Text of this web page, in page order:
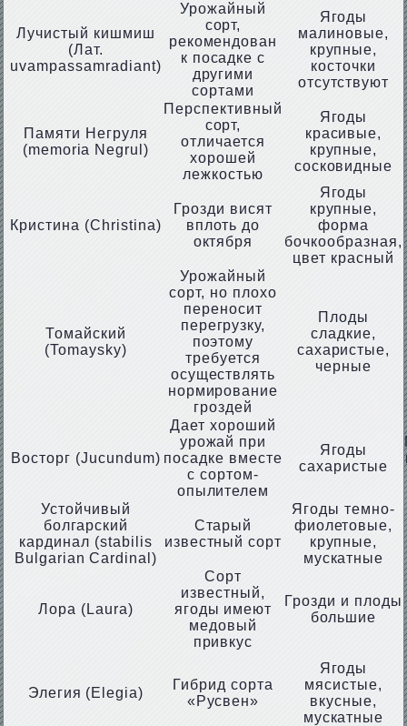
Лучистый кишмиш
(Лат.
uvampassamradiant)
Урожайный
сорт,
рекомендован
к посадке с
другими
сортами
Ягоды
малиновые,
крупные,
косточки
отсутствуют
Памяти Негруля
(memoria Negrul)
Перспективный
сорт,
отличается
хорошей
лежкостью
Ягоды
красивые,
крупные,
сосковидные
Кристина (Christina)
Грозди висят
вплоть до
октября
Ягоды
крупные,
форма
бочкообразная,
цвет красный
Томайский
(Tomaysky)
Урожайный
сорт, но плохо
переносит
перегрузку,
поэтому
требуется
осуществлять
нормирование
гроздей
Плоды
сладкие,
сахаристые,
черные
Восторг (Jucundum)
Дает хороший
урожай при
посадке вместе
с сортом-
опылителем
Ягоды
сахаристые
Устойчивый
болгарский
кардинал (stabilis
Bulgarian Cardinal)
Старый
известный сорт
Ягоды темно-
фиолетовые,
крупные,
мускатные
Лора (Laura)
Сорт
известный,
ягоды имеют
медовый
привкус
Грозди и плоды
большие
Элегия (Elegia)
Гибрид сорта
«Русвен»
Ягоды
мясистые,
вкусные,
мускатные